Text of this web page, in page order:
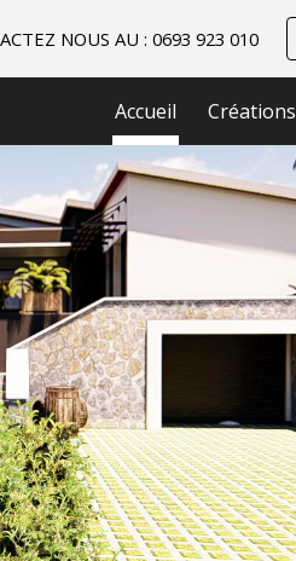
Skip to navigation
NOUS AU : 0693 923 010
Accueil Créations